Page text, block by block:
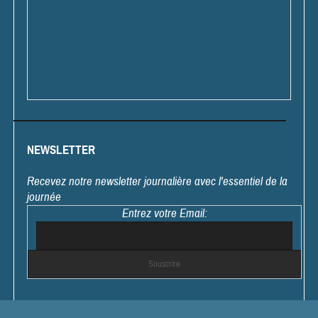
NEWSLETTER
Recevez notre newsletter journalière avec l'essentiel de la
journée
Entrez votre Email: